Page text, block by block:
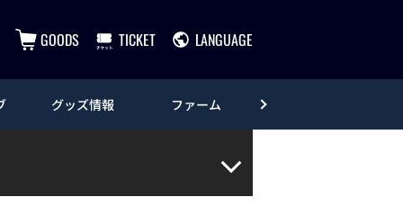
GOODS TICKET LANGUAGE
グッズ情報 ファーム